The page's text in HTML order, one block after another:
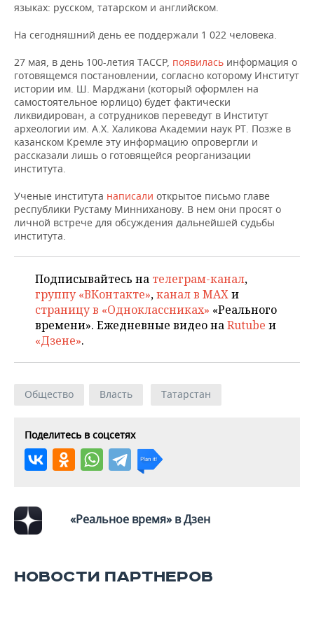
ONLINE-КОНФЕРЕНЦИИ
ХОККЕЙ
ВОЛЕЙБОЛ
КИБЕРСПОРТ
ФИГУРНОЕ КАТАНИЕ
ВОДНЫЕ ВИДЫ СПОРТА
ХОККЕЙ С МЯЧОМ
ВЛАСТЬ
ИСТОРИЯ
КУЛЬТУРА
МЕДИЦИНА
ОБРАЗОВАНИЕ
ПРОИСШЕСТВИЯ
СПИСОК ПЕРСОН
СПИСОК КОМПАНИЙ
ПОЛНАЯ ВЕРСИЯ
языках: русском, татарском и английском.
На сегодняшний день ее поддержали 1 022 человека.
27 мая, в день 100-летия ТАССР, появилась информация о
готовящемся постановлении, согласно которому Институт
истории им. Ш. Марджани (который оформлен на
самостоятельное юрлицо) будет фактически
ликвидирован, а сотрудников переведут в Институт
археологии им. А.Х. Халикова Академии наук РТ. Позже в
казанском Кремле эту информацию опровергли и
рассказали лишь о готовящейся реорганизации
института.
Ученые института написали открытое письмо главе
республики Рустаму Минниханову. В нем они просят о
личной встрече для обсуждения дальнейшей судьбы
института.
Подписывайтесь на телеграм-канал,
группу «ВКонтакте»,канал в MAXи
страницу в «Одноклассниках» «Реального
времени». Ежедневные видео наRutube и
«Дзене».
Общество Власть Татарстан
Поделитесь в соцсетях
«Реальное время» в Дзен
НОВОСТИ ПАРТНЕРОВ